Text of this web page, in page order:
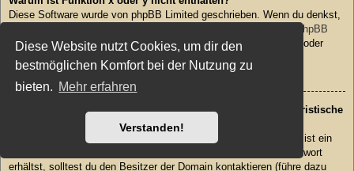
Diese Website nutzt Cookies, um dir den
bestmöglichen Komfort bei der Nutzung zu
bieten. Mehr erfahren
Verstanden!
Diese Software wurde von phpBB Limited geschrieben. Wenn du denkst,
phpBB
Ideas, wo du deine Stimme für bestehende Vorschläge abgeben oder
neue Funktionen vorschlagen kannst.
An wen soll ich mich wenden, falls es Beschwerden oder juristische
Anfragen zu diesem Forum gibt?
Jeder Administrator, der auf der „Das Team“-Seite aufgeführt ist, ist ein
geeigneter Kontakt für deine Beschwerde. Wenn du so keine Antwort
erhältst, solltest du den Besitzer der Domain kontaktieren (führe dazu